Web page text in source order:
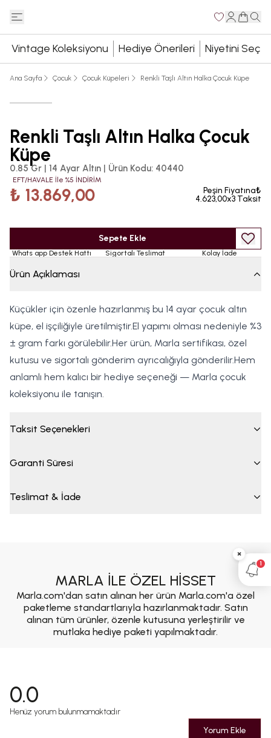
Vintage Koleksiyonu Hediye Önerileri Niyetini Seç
Ana Sayfa Çocuk Çocuk Küpeleri Renkli Taşlı Altın Halka Çocuk Küpe
Renkli Taşlı Altın Halka Çocuk
Küpe
0.85 Gr | 14 Ayar Altın | Ürün Kodu: 40440
EFT/HAVALE İle %5 İNDİRİM
₺ 13.869,00
Peşin Fiyatına₺
4.623,00x3 Taksit
Sepete Ekle
Whats app Destek Hattı Sigortalı Teslimat Kolay İade
Ürün Açıklaması
Küçükler için özenle hazırlanmış bu 14 ayar çocuk altın
küpe, el işçiliğiyle üretilmiştir.El yapımı olması nedeniyle %3
± gram farkı görülebilir.Her ürün, Marla sertifikası, özel
kutusu ve sigortalı gönderim ayrıcalığıyla gönderilir.Hem
anlamlı hem kalıcı bir hediye seçeneği — Marla çocuk
koleksiyonu ile tanışın.
Taksit Seçenekleri
Garanti Süresi
Teslimat & İade
MARLA İLE ÖZEL HİSSET
Marla.com'dan satın alınan her ürün Marla.com'a özel
paketleme standartlarıyla hazırlanmaktadır. Satın
alınan tüm ürünler, özenle kutusuna yerleştirilir ve
mutlaka hediye paketi yapılmaktadır.
0.0
Henüz yorum bulunmamaktadır
Yorum Ekle
×
1